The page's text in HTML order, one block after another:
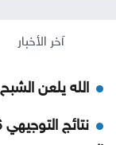
آخر الأخبار
الله يلعن الشبح